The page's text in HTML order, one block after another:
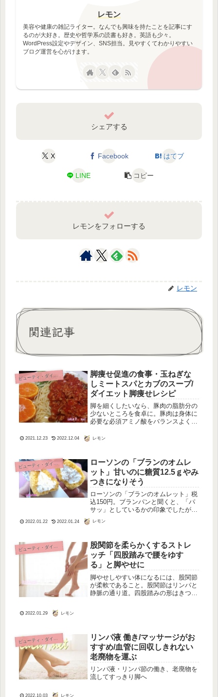
レモン
美容や健康の雑記ライター。なんでも興味を持たことを記事にす
るのが大好き。歴史や哲学系の読書も好き。英語も少々。
WordPress設定やデザイン、SNS担当。見やすくてわかりやすい
ブログ運営を心がけます。
シェアする
X Facebook はてブ
LINE コピー
レモンをフォローする
レモン
関連記事
ビ
ューティ・ダイエット
脚痩せ促進の食事・玉ねぎな
しミートスパとカブのスープ/
ダイエット脚痩せレシピ
脚を細くしたいなら、豚肉の脂肪分の
少ないところを食卓に。豚肉は身体に
必要な必須アミノ酸をバランスよく含
不飽和脂肪酸が、コレステロール値の
土...
2021.12.23 2022.12.04 レモン
ビ
ューティ・ダイエット
ローソンの「ブランのオムレ
ット」甘いのに糖質12.5ｇやみ
つきになりそう
ローソンの「ブランのオムレット」税
込150円。ブランパンと聞くと、「パ
サッ」としているかの印象でしたが、
わりした生地、そして香ばしい。やっ
糖質制限してると甘いものが恋しく
な...
2022.01.22 2022.01.24 レモン
ビ
ューティ・ダイエット
股関節を柔らかくするストレ
ッチ「四股踏みで腰をゆす
る」と脚やせに
脚やせしやすい体になるには、股関節
が柔軟であること。股関節はリンパと
静脈の通り道。四股踏みの形はきつい
2022.01.29 レモン
ビ
ューティ・ダイエット
リンパ液 働き/マッサージがお
すすめ/血管に回収しきれない
老廃物を運ぶ
リンパ液・リンパ節の働き、老廃物を
流してすっきり脚へ
2022.10.03 レモン